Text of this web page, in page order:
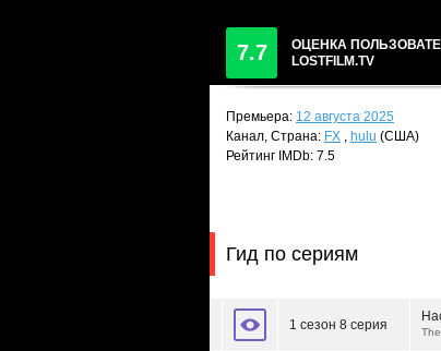
7.7
ОЦЕНКА
LOSTFILM.TV
Премьера: 12 августа 2025
Канал, Страна: FX , hulu (США)
Рейтинг IMDb: 7.5
Гид по сериям
1 сезон 8 серия